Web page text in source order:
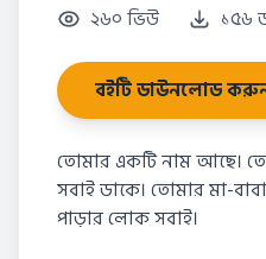
২৬০ ভিউ ১৫৬
বইটি ডাউনলোড
তোমার একটি নাম আছে।
সবাই ডাকে। তোমার মা-
পাড়ার লোক সবাই।